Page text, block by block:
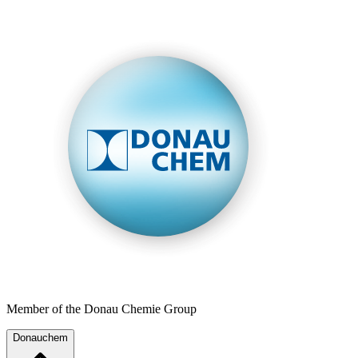
Member of the Donau Chemie Group
Donauchem